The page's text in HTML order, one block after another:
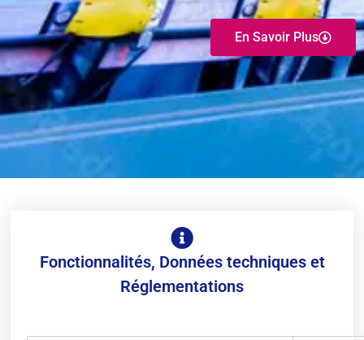
En Savoir Plus
Fonctionnalités, Données techniques et
Réglementations